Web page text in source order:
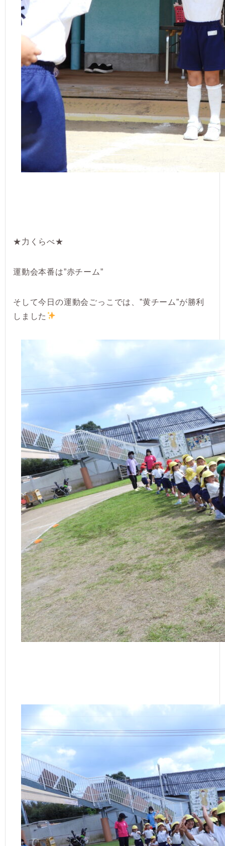
★力くらべ★
運動会本番は”赤チーム”
そして今日の運動会ごっこでは、”黄チーム”が勝利
しました